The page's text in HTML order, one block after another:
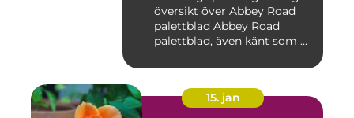
översikt över Abbey Road
palettblad Abbey Road
palettblad, även känt som ...
15. jan